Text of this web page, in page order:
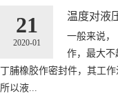
21
2020-01
温度对液
一般来说
作，最大不
丁脯橡胶作密封件，其工
所以液...